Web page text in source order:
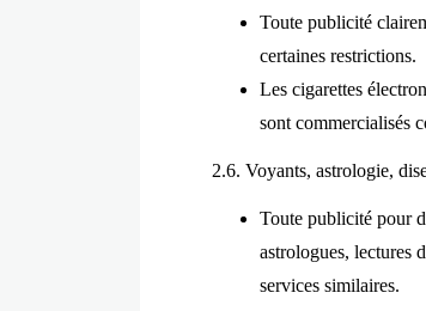
Toute publicité
certaines restrictions.
Les cigarettes
sont commercialisés
2.6. Voyants, astrologie,
Toute publicité pour
astrologues, lectures
services similaires.